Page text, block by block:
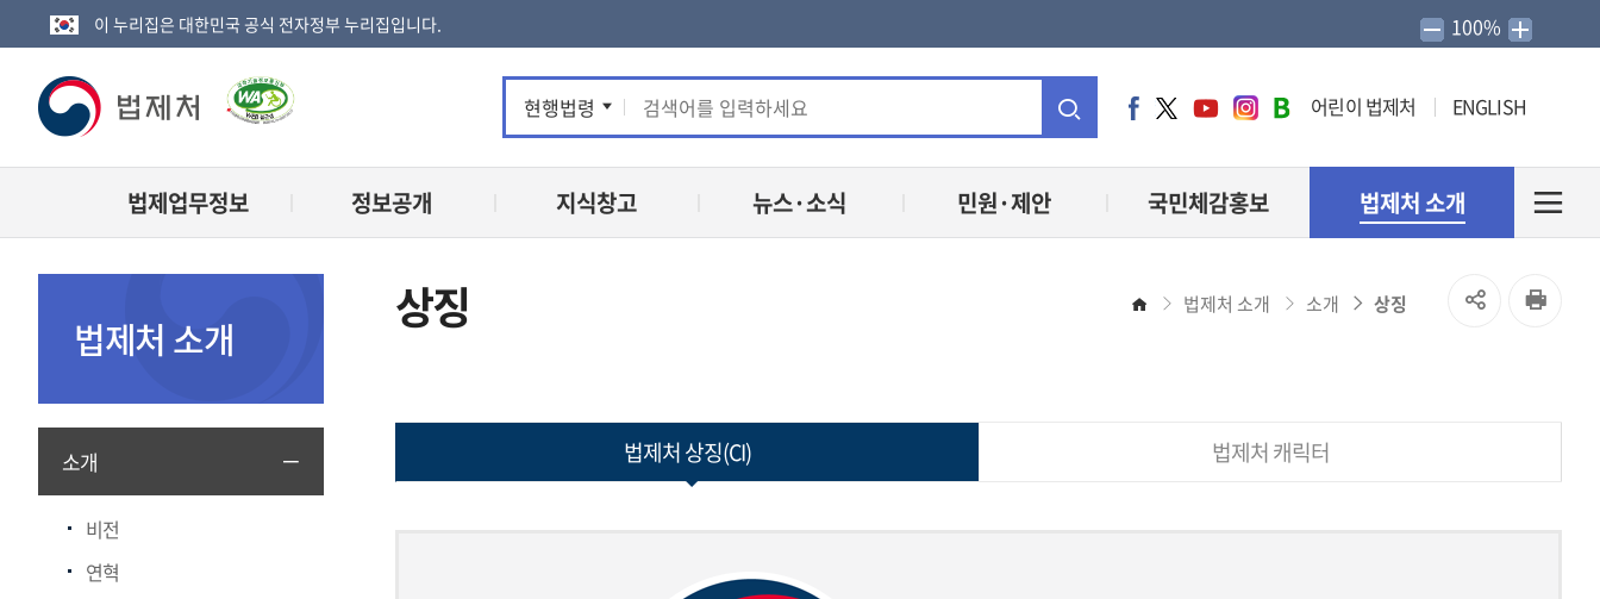
이 누리집은 대한민국 공식 전자정부 누리집입니다. 100%
법
제
로
통
합
검
현행법령
통
페
스
북
트
터
유
브
타
그
버
어린이 법제처 ENGLISH
법제업무정보 정보공개 지식창고 뉴스·소식 민원·제안 국민체감홍보 법제처 소개
법제처 소개
소개
비전
연혁
상징 홈 법제처 소개 소개 상징
SNS
인
법제처 상징(CI) 법제처 캐릭터